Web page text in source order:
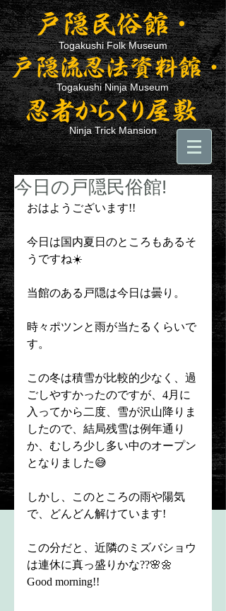
Togakushi Folk Museum
Togakushi Ninja Museum
Ninja Trick Mansion
今日の戸隠民俗館!
おはようございます!!
今日は国内夏日のところもあるそ
うですね☀️
当館のある戸隠は今日は曇り。
時々ポツンと雨が当たるくらいで
す。
この冬は積雪が比較的少なく、過
ごしやすかったのですが、4月に
入ってから二度、雪が沢山降りま
したので、結局残雪は例年通り
か、むしろ少し多い中のオープン
となりました😅
しかし、このところの雨や陽気
で、どんどん解けています!
この分だと、近隣のミズバショウ
は連休に真っ盛りかな??🌸🌼
Good morning!!